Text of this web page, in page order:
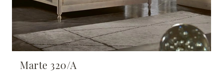
Marte 320/A